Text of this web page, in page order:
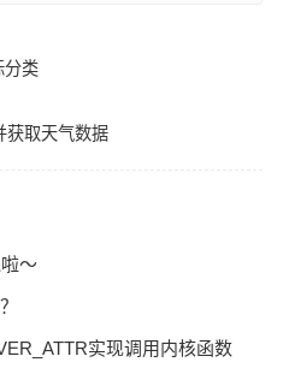
分类
获取天气数据
～
实现调用内核函数